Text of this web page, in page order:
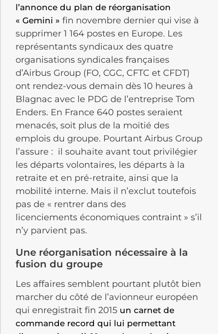
l’annonce du plan de réorganisation
« Gemini » fin novembre dernier qui vise à
supprimer 1 164 postes en Europe. Les
représentants syndicaux des quatre
organisations syndicales françaises
d’Airbus Group (FO, CGC, CFTC et CFDT)
ont rendez-vous demain dès 10 heures à
Blagnac avec le PDG de l’entreprise Tom
Enders. En France 640 postes seraient
menacés, soit plus de la moitié des
emplois du groupe. Pourtant Airbus Group
l’assure : il souhaite avant tout privilégier
les départs volontaires, les départs à la
retraite et en pré-retraite, ainsi que la
mobilité interne. Mais il n’exclut toutefois
pas de « rentrer dans des
licenciements économiques contraint » s’il
n’y parvient pas.
Une réorganisation nécessaire à la
fusion du groupe
Les affaires semblent pourtant plutôt bien
marcher du côté de l’avionneur européen
qui enregistrait fin 2015 un carnet de
commande record qui lui permettant